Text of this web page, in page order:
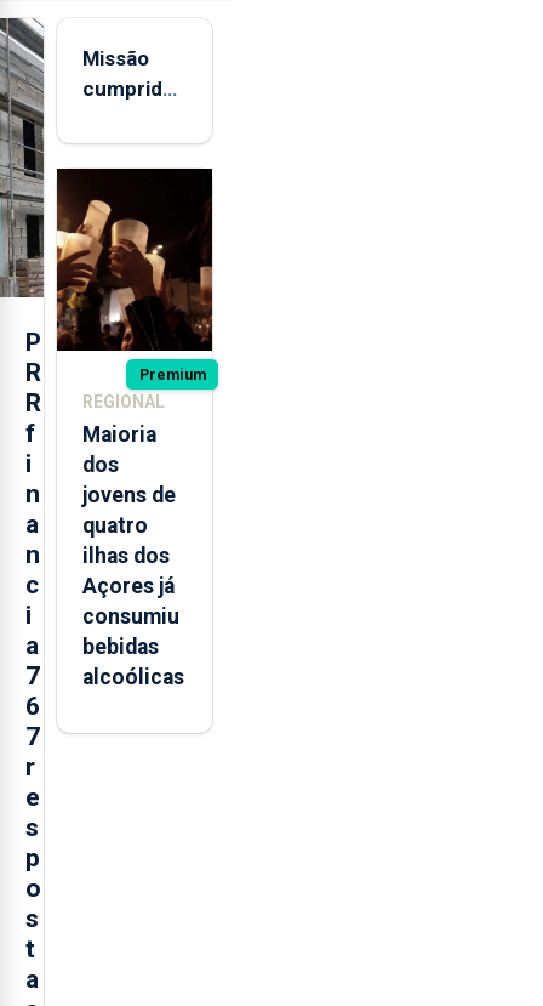
P
R
R
f
i
n
a
n
c
i
a
7
6
7
r
e
s
p
o
s
t
a
Missão
cumprida:
açorianos
após
missão na
Roménia
Premium
REGIONAL
Maioria
dos
jovens de
quatro
ilhas dos
Açores já
consumiu
bebidas
alcoólicas